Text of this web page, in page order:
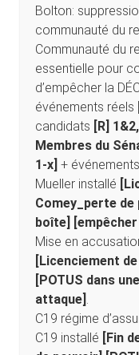
Bolton:
communauté du
Communauté du
essentielle pour
d’empêcher la
événements réels
candidats [R]
Membres du
1-x] +
Mueller installé
Comey_perte de
boîte]
Mise en
[Licenciement
[POTUS dans
attaque] .
C19 régime
C19 installé [Fin